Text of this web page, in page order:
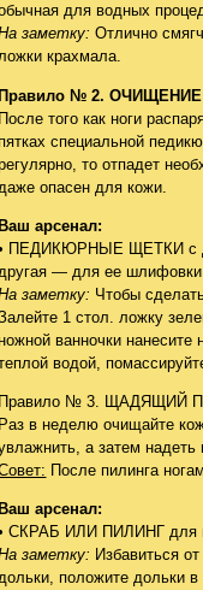
для водных
заметку: Отлично
крахмала.
№ 2.
После того как ноги
специальной
то отпадет
даже опасен для кожи.
Ваш арсенал:
ПЕДИКЮРНЫЕ ЩЕТКИ с
другая — для ее
заметку: Чтобы
1 стол. ложку
ванночки
водой,
Правило № 3. ЩАДЯЩИЙ
Раз в неделю очищайте
а затем надеть
После пилинга
Ваш арсенал:
СКРАБ ИЛИ ПИЛИНГ для
заметку: Избавиться
положите дольки